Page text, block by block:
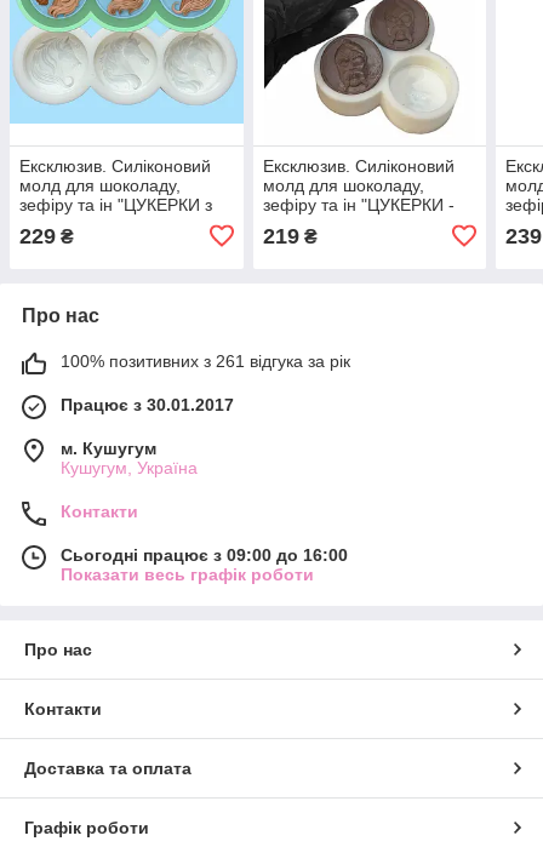
Ексклюзив. Силіконовий
молд для шоколаду,
зефіру та ін "ЦУКЕРКИ з
229 ₴
Ексклюзив. Силіконовий
молд для шоколаду,
зефіру та ін "ЦУКЕРКИ -
219₴ 239
Про нас
100% позитивних з 261 відгука за рік
Працює з 30.01.2017
м. Кушугум
Кушугум, Україна
Контакти
Сьогодні працює з 09:00 до 16:00
Показати весь графік роботи
Про нас
Контакти
Доставка та оплата
Графік роботи